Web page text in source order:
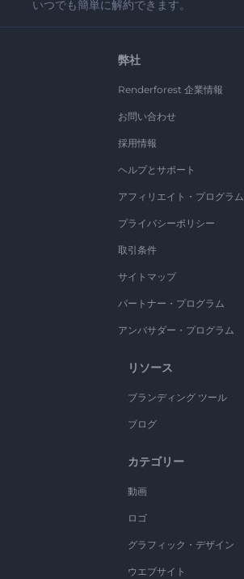
いつでも簡単に解約できます。
弊社
Renderforest 企業情報
お問い合わせ
採用情報
ヘルプとサポート
アフィリエイト・プログラム
プライバシーポリシー
取引条件
サイトマップ
パートナー・プログラム
アンバサダー・プログラム
リソース
ブランディング ツール
ブログ
カテゴリー
動画
ロゴ
グラフィック・デザイン
ウエブサイト